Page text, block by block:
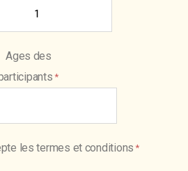
Ages des
les termes et conditions